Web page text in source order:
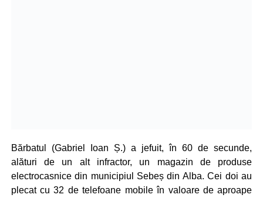
Bărbatul (Gabriel Ioan Ș.) a jefuit, în 60 de secunde,
alături de un alt infractor, un magazin de produse
electrocasnice din municipiul Sebeș din Alba. Cei doi au
plecat cu 32 de telefoane mobile în valoare de aproape